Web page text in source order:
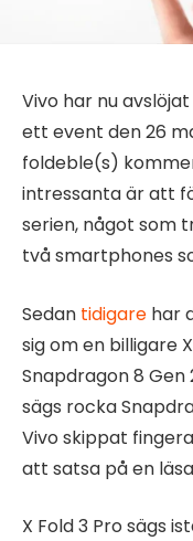
Vivo har nu
ett event den 26
foldeble(s)
intressanta är att
serien, något som
två smartphones
Sedan tidigare har
sig om en billigare
Snapdragon 8 Gen
sägs rocka
Vivo skippat
att satsa på en
X Fold 3 Pro sägs